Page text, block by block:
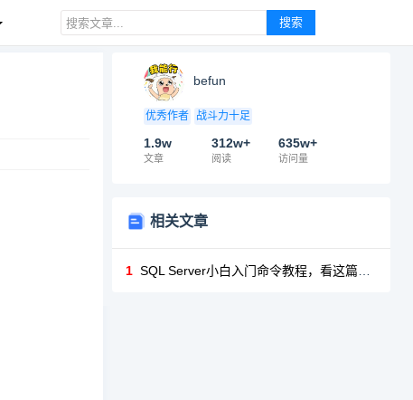
搜索
befun
优秀作者 战斗力十足
1.9w
文章
312w+
阅读
635w+
访问量
相关文章
1 SQL Server小白入门命令教程，看这篇就够啦！